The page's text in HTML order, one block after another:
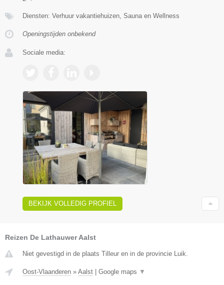
Diensten: Verhuur vakantiehuizen, Sauna en Wellness
Openingstijden onbekend
Sociale media:
BEKIJK VOLLEDIG PROFIEL
Reizen De Lathauwer Aalst
Niet gevestigd in de plaats Tilleur en in de provincie Luik.
Oost-Vlaanderen » Aalst Google maps ▼